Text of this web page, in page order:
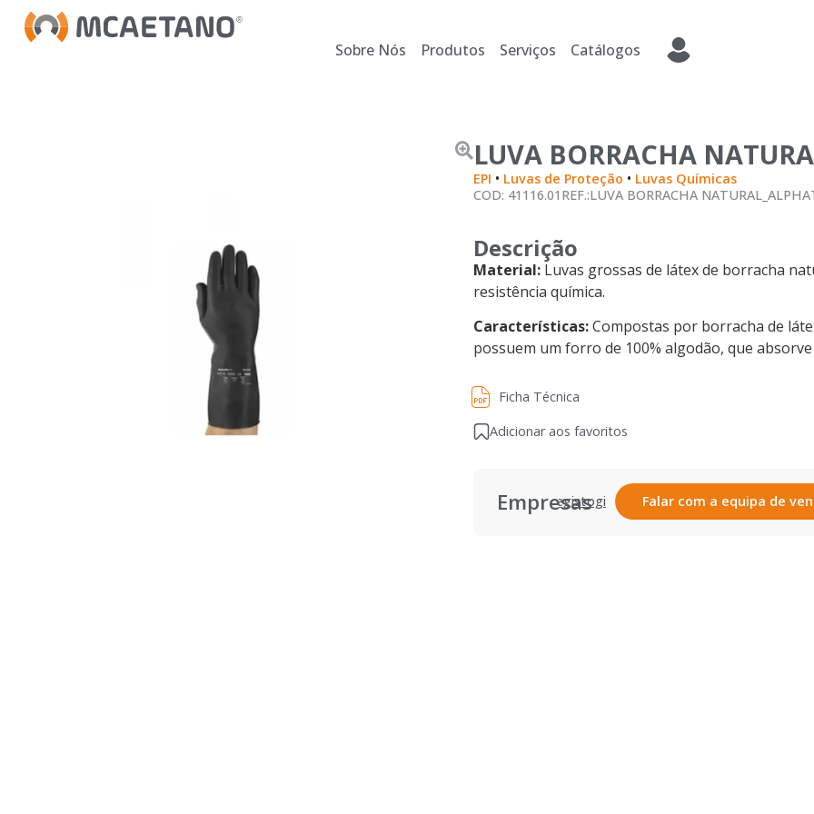
Sobre Nós Produtos Serviços Catálogos
LUVA BORRACHA
EPI • Luvas de Proteção • Luvas Químicas
COD: 41116.01 REF.:LUVA BORRACHA
Descrição
Material:Luvas grossas de látex de borracha
resistência química.
Características:Compostas por borracha de
possuem um forro de 100% algodão, que
Ficha Técnica
Adicionar aos favoritos
Empresas
Registar
Login Falar com a equipa de